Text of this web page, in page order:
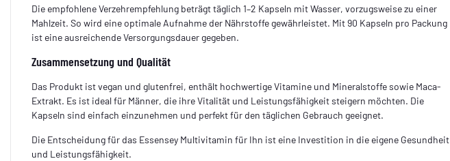
Die empfohlene Verzehrempfehlung beträgt täglich 1–2 Kapseln mit Wasser, vorzugsweise zu einer
Mahlzeit. So wird eine optimale Aufnahme der Nährstoffe gewährleistet. Mit 90 Kapseln pro Packung
ist eine ausreichende Versorgungsdauer gegeben.
Zusammensetzung und Qualität
Das Produkt ist vegan und glutenfrei, enthält hochwertige Vitamine und Mineralstoffe sowie Maca-
Extrakt. Es ist ideal für Männer, die ihre Vitalität und Leistungsfähigkeit steigern möchten. Die
Kapseln sind einfach einzunehmen und perfekt für den täglichen Gebrauch geeignet.
Die Entscheidung für das Essensey Multivitamin für Ihn ist eine Investition in die eigene Gesundheit
und Leistungsfähigkeit.